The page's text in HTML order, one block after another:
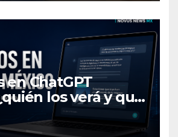
en ChatGPT
los verá y qué
las